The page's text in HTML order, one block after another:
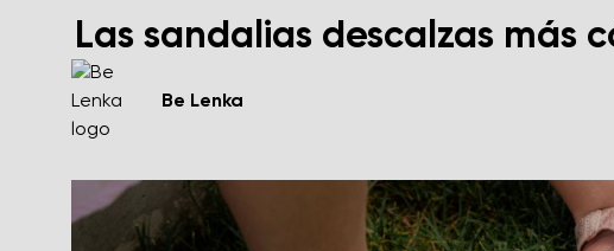
Las sandalias descalzas más
Be Lenka